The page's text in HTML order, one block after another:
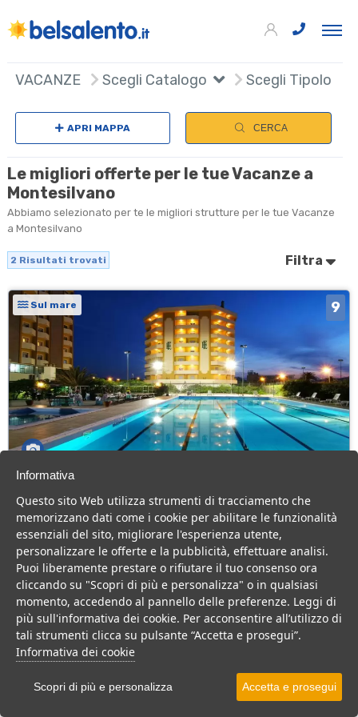
VACANZE Scegli Catalogo Scegli Tipologia
APRI MAPPA CERCA
Le migliori offerte per le tue Vacanze a
Montesilvano
Abbiamo selezionato per te le migliori strutture per le tue Vacanze
a Montesilvano
2 Risultati trovati Filtra
Sul mare 9
Abruzzo > Montesilvano
130 Camere
Residence Hotel a Montesilvano, mare, animazione e tanto relax.
Villaggio Hotel Residence
VEDI SU MAPPA
INFO STRUTTURA
+
Informativa
Questo sito Web utilizza strumenti di tracciamento che
memorizzano dati come i cookie per abilitare le funzionalità
essenziali del sito, migliorare l'esperienza utente,
personalizzare le offerte e la pubblicità, effettuare analisi.
Puoi liberamente prestare o rifiutare il tuo consenso ora
cliccando su "Scopri di più e personalizza" o in qualsiasi
momento, accedendo al pannello delle preferenze. Leggi di
più sull'informativa dei cookie. Per acconsentire all’utilizzo di
tali strumenti clicca su pulsante “Accetta e prosegui”.
Informativa dei cookie
Scopri di più e personalizza Accetta e prosegui